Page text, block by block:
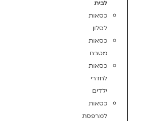
לבית
כסאות
לסלון
כסאות
מטבח
כסאות
לחדרי
ילדים
כסאות
למרפסת